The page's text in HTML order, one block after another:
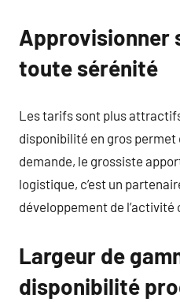
Approvisionner
toute sérénité
Les tarifs sont plus
disponibilité en gros permet
demande, le grossiste
logistique, c’est un
développement de
Largeur de
disponibilité